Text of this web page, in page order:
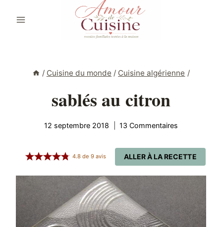
/ Cuisine du monde / Cuisine algérienne /
sablés au citron
12 septembre 2018 13 Commentaires
ALLER À LA RECETTE
4.8 de9 avis